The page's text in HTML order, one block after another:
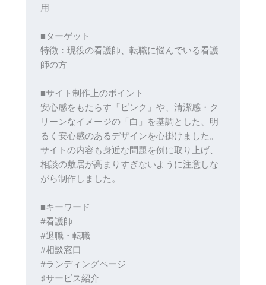
用
■ターゲット
特徴：現役の看護師、転職に悩んでいる看護
師の方
■サイト制作上のポイント
安心感をもたらす「ピンク」や、清潔感・ク
リーンなイメージの「白」を基調とした、明
るく安心感のあるデザインを心掛けました。
サイトの内容も身近な問題を例に取り上げ、
相談の敷居が高まりすぎないように注意しな
がら制作しました。
■キーワード
#看護師
#退職・転職
#相談窓口
#ランディングページ
♯サービス紹介